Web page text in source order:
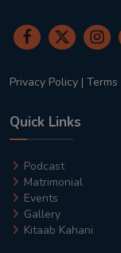
Privacy Policy |
Quick Links
Podcast
Matrimonial
Events
Gallery
Kitaab Kahani